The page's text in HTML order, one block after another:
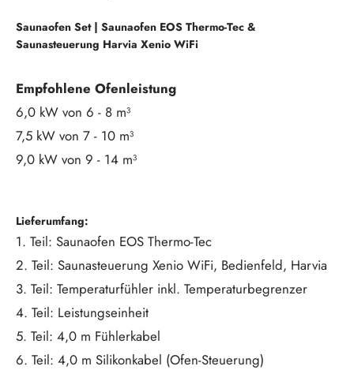
Saunaofen Set | Saunaofen EOS Thermo-Tec &
Saunasteuerung Harvia Xenio WiFi
Empfohlene Ofenleistung
6,0 kW von 6 - 8 m³
7,5 kW von 7 - 10 m³
9,0 kW von 9 - 14 m³
Lieferumfang:
1. Teil: Saunaofen EOS Thermo-Tec
2. Teil: Saunasteuerung Xenio WiFi, Bedienfeld, Harvia
3. Teil: Temperaturfühler inkl. Temperaturbegrenzer
4. Teil: Leistungseinheit
5. Teil: 4,0 m Fühlerkabel
6. Teil: 4,0 m Silikonkabel (Ofen-Steuerung)